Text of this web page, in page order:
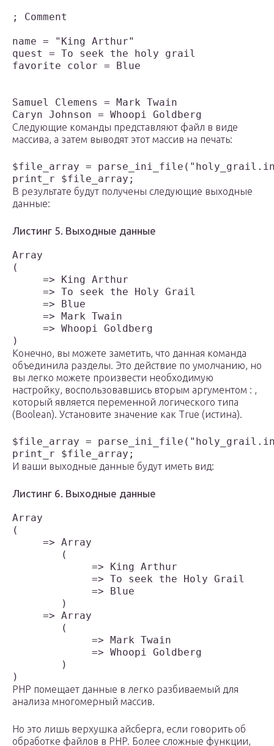
; Comment
name = "King Arthur"
quest = To seek the holy grail
favorite color = Blue
Samuel Clemens = Mark Twain
Caryn Johnson = Whoopi Goldberg
Следующие команды представляют файл в виде
массива, а затем выводят этот массив на печать:
$file_array =
print_r $file_array;
В результате будут получены следующие выходные
данные:
Листинг 5. Выходные данные
Array
(
     => King Arthur
     => To seek the Holy Grail
     => Blue
     => Mark Twain
     => Whoopi Goldberg
)
Конечно, вы можете заметить, что данная команда
объединила разделы. Это действие по умолчанию, но
вы легко можете произвести необходимую
настройку, воспользовавшись вторым аргументом : ,
который является переменной логического типа
(Boolean). Установите значение как True (истина).
$file_array =
print_r $file_array;
И ваши выходные данные будут иметь вид:
Листинг 6. Выходные данные
Array
(
     => Array
        (
             => King Arthur
             => To seek the Holy Grail
             => Blue
        )
     => Array
        (
             => Mark Twain
             => Whoopi Goldberg
        )
)
PHP помещает данные в легко разбиваемый для
анализа многомерный массив.
Но это лишь верхушка айсберга, если говорить об
обработке файлов в PHP. Более сложные функции,